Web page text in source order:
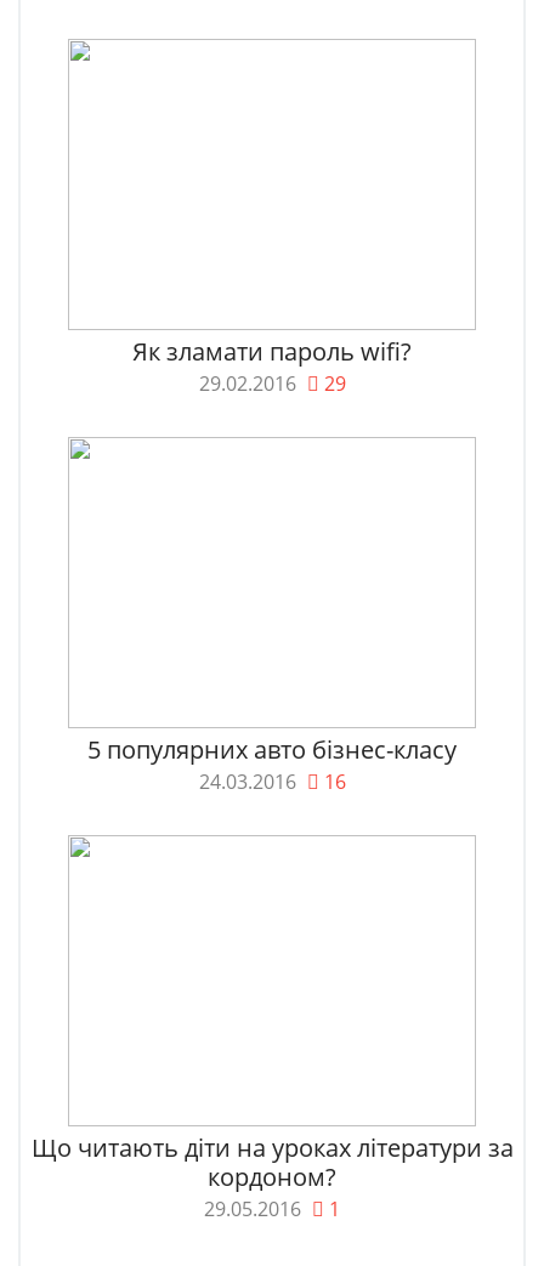
Як зламати пароль wifi?
29.02.2016 29
5 популярних авто бізнес-класу
24.03.2016 16
Що читають діти на уроках літератури за
кордоном?
29.05.2016 1